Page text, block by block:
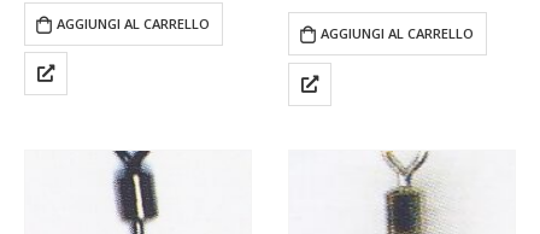
AGGIUNGI AL CARRELLO
AGGIUNGI AL CARRELLO